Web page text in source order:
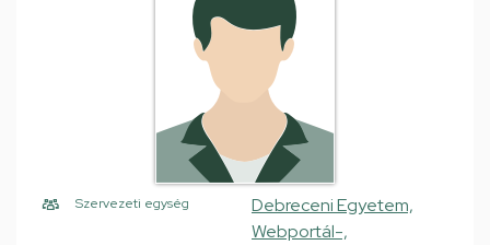
Szervezeti egység
Debreceni Egyetem,
Webportál-,